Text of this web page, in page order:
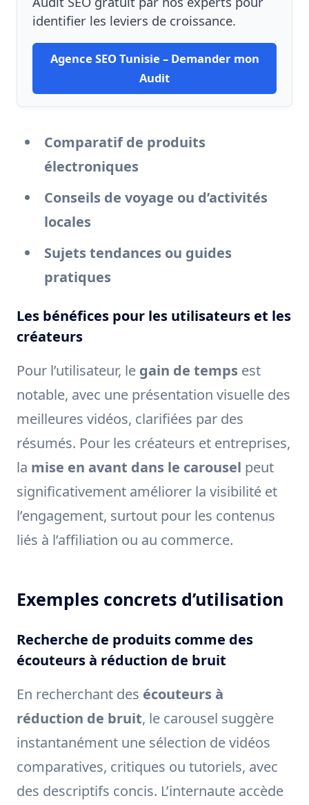
identifier les leviers de croissance.
Agence SEO Tunisie – Demander mon
Audit
Comparatif de produits
électroniques
Conseils de voyage ou d’activités
locales
Sujets tendances ou guides
pratiques
Les bénéfices pour les utilisateurs et les
créateurs
Pour l’utilisateur, le gain de temps est
notable, avec une présentation visuelle des
meilleures vidéos, clarifiées par des
résumés. Pour les créateurs et entreprises,
la mise en avant dans le carousel peut
significativement améliorer la visibilité et
l’engagement, surtout pour les contenus
liés à l’affiliation ou au commerce.
Exemples concrets d’utilisation
Recherche de produits comme des
écouteurs à réduction de bruit
En recherchant des écouteurs à
réduction de bruit, le carousel suggère
instantanément une sélection de vidéos
comparatives, critiques ou tutoriels, avec
des descriptifs concis. L’internaute accède